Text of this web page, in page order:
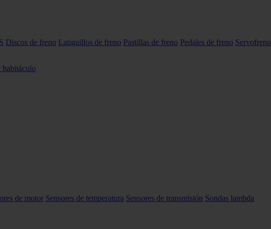
Discos de freno Latiguillos de freno Pastillas de freno Pedales de freno Servofreno
habitáculo
de motor Sensores de temperatura Sensores de transmisión Sondas lambda